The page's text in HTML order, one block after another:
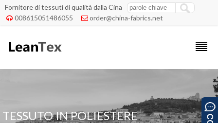
Fornitore di tessuti di qualità dalla Cina
 008615051486055  order@china-fabrics.net
TESSUTO IN POLIESTERE